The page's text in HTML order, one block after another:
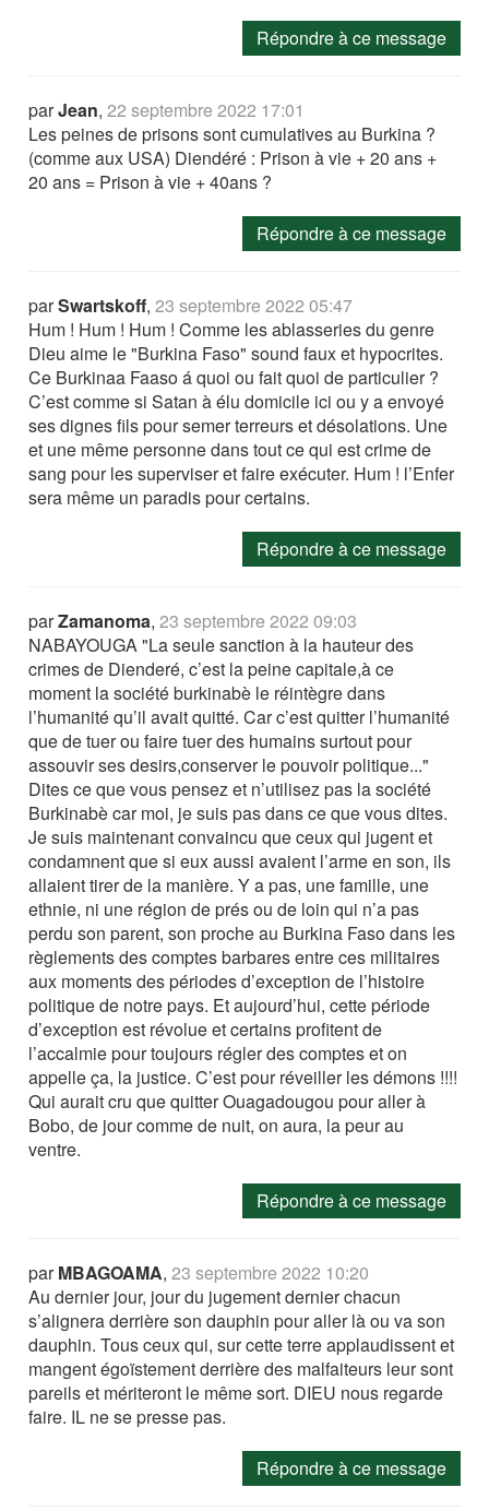
Répondre à ce message
parJean,22 septembre 2022 17:01
Les peines de prisons sont cumulatives au Burkina ?
(comme aux USA) Diendéré : Prison à vie + 20 ans +
20 ans = Prison à vie + 40ans ?
Répondre à ce message
parSwartskoff,23 septembre 2022 05:47
Hum ! Hum ! Hum ! Comme les ablasseries du genre
Dieu aime le "Burkina Faso" sound faux et hypocrites.
Ce Burkinaa Faaso á quoi ou fait quoi de particulier ?
C’est comme si Satan à élu domicile ici ou y a envoyé
ses dignes fils pour semer terreurs et désolations. Une
et une même personne dans tout ce qui est crime de
sang pour les superviser et faire exécuter. Hum ! l’Enfer
sera même un paradis pour certains.
Répondre à ce message
parZamanoma,23 septembre 2022 09:03
NABAYOUGA "La seule sanction à la hauteur des
crimes de Dienderé, c’est la peine capitale,à ce
moment la société burkinabè le réintègre dans
l’humanité qu’il avait quitté. Car c’est quitter l’humanité
que de tuer ou faire tuer des humains surtout pour
assouvir ses desirs,conserver le pouvoir politique..."
Dites ce que vous pensez et n’utilisez pas la société
Burkinabè car moi, je suis pas dans ce que vous dites.
Je suis maintenant convaincu que ceux qui jugent et
condamnent que si eux aussi avaient l’arme en son, ils
allaient tirer de la manière. Y a pas, une famille, une
ethnie, ni une région de prés ou de loin qui n’a pas
perdu son parent, son proche au Burkina Faso dans les
règlements des comptes barbares entre ces militaires
aux moments des périodes d’exception de l’histoire
politique de notre pays. Et aujourd’hui, cette période
d’exception est révolue et certains profitent de
l’accalmie pour toujours régler des comptes et on
appelle ça, la justice. C’est pour réveiller les démons !!!!
Qui aurait cru que quitter Ouagadougou pour aller à
Bobo, de jour comme de nuit, on aura, la peur au
ventre.
Répondre à ce message
parMBAGOAMA,23 septembre 2022 10:20
Au dernier jour, jour du jugement dernier chacun
s’alignera derrière son dauphin pour aller là ou va son
dauphin. Tous ceux qui, sur cette terre applaudissent et
mangent égoïstement derrière des malfaiteurs leur sont
pareils et mériteront le même sort. DIEU nous regarde
faire. IL ne se presse pas.
Répondre à ce message